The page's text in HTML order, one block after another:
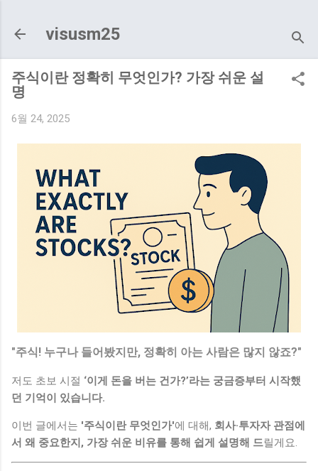
visusm25
주식이란 정확히 무엇인가? 가장 쉬운 설
명
6월 24, 2025
"주식! 누구나 들어봤지만, 정확히 아는 사람은 많지 않죠?"
저도 초보 시절 ‘이게 돈을 버는 건가?’라는 궁금증부터 시작했
던 기억이 있습니다.
이번 글에서는 '주식이란 무엇인가'에 대해, 회사·투자자 관점에
서 왜 중요한지, 가장 쉬운 비유를 통해 쉽게 설명해 드릴게요.